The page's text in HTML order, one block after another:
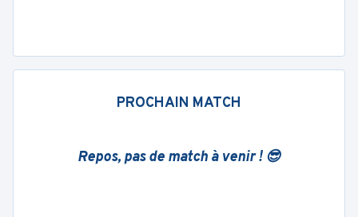
PROCHAIN MATCH
Repos, pas de match à venir ! 😎